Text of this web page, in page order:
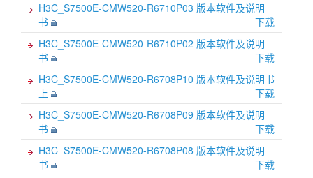
H3C_S7500E-CMW520-R6710P03 版本软件及说明
书
下载
H3C_S7500E-CMW520-R6710P02 版本软件及说明
书
下载
H3C_S7500E-CMW520-R6708P10 版本软件及说明书
上
下载
H3C_S7500E-CMW520-R6708P09 版本软件及说明
书
下载
H3C_S7500E-CMW520-R6708P08 版本软件及说明
书
下载